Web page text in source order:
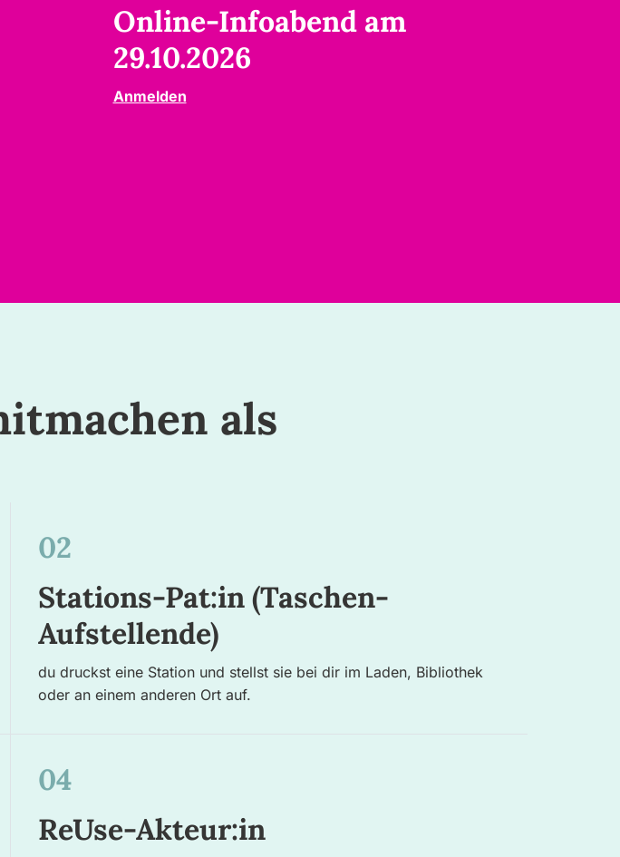
Online-Infoabend am
29.10.2026
Anmelden
als
02
Stations-Pat:in (Taschen-
Aufstellende)
du druckst eine Station und stellst sie bei dir im Laden, Bibliothek
oder an einem anderen Ort auf.
04
ReUse-Akteur:in